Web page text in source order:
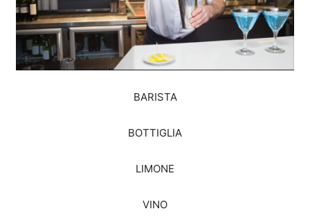
BARISTA
BOTTIGLIA
LIMONE
VINO